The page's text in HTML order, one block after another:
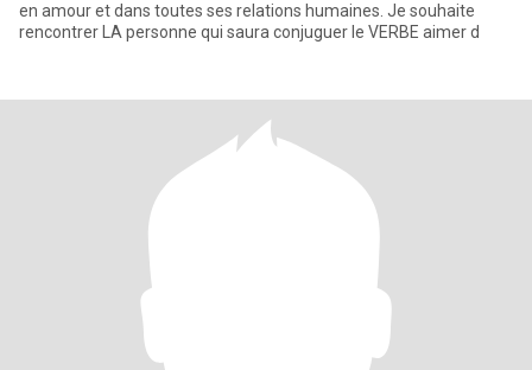
en amour et dans toutes ses relations humaines. Je souhaite
rencontrer LA personne qui saura conjuguer le VERBE aimer d